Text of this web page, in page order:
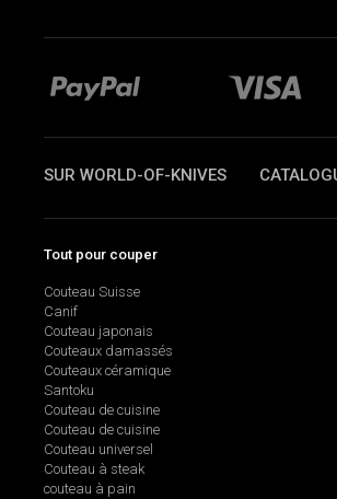
SUR WORLD-OF-KNIVES
Tout pour couper
Couteau Suisse
Canif
Couteau japonais
Couteaux damassés
Couteaux céramique
Santoku
Couteau de cuisine
Couteau de cuisine
Couteau universel
Couteau à steak
couteau à pain